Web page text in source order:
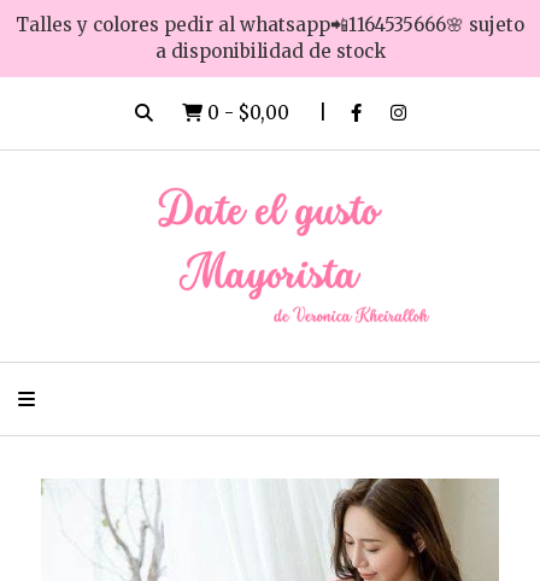
Talles y colores pedir al whatsapp📲1164535666🌸 sujeto
a disponibilidad de stock
0 - $0,00